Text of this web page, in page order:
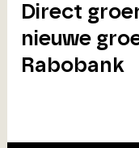
Direct
nieuwe
Rabobank